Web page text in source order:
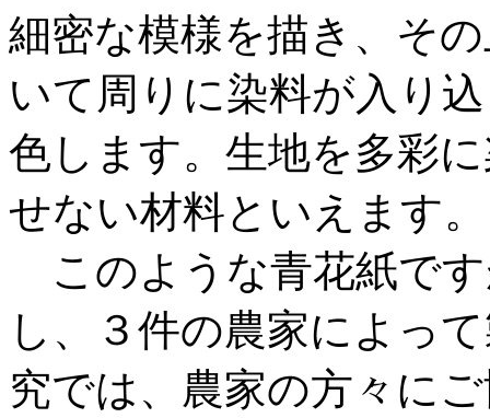
細密な模様を描き、そ
いて周りに染料が入り
色します。生地を多彩
せない材料といえます。
このような青花紙で
し、３件の農家によっ
究では、農家の方々に